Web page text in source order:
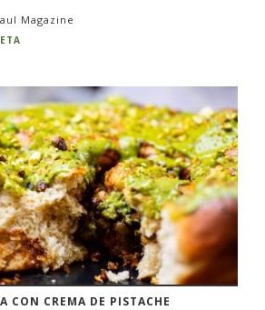
Magazine
CON CREMA DE PISTACHE